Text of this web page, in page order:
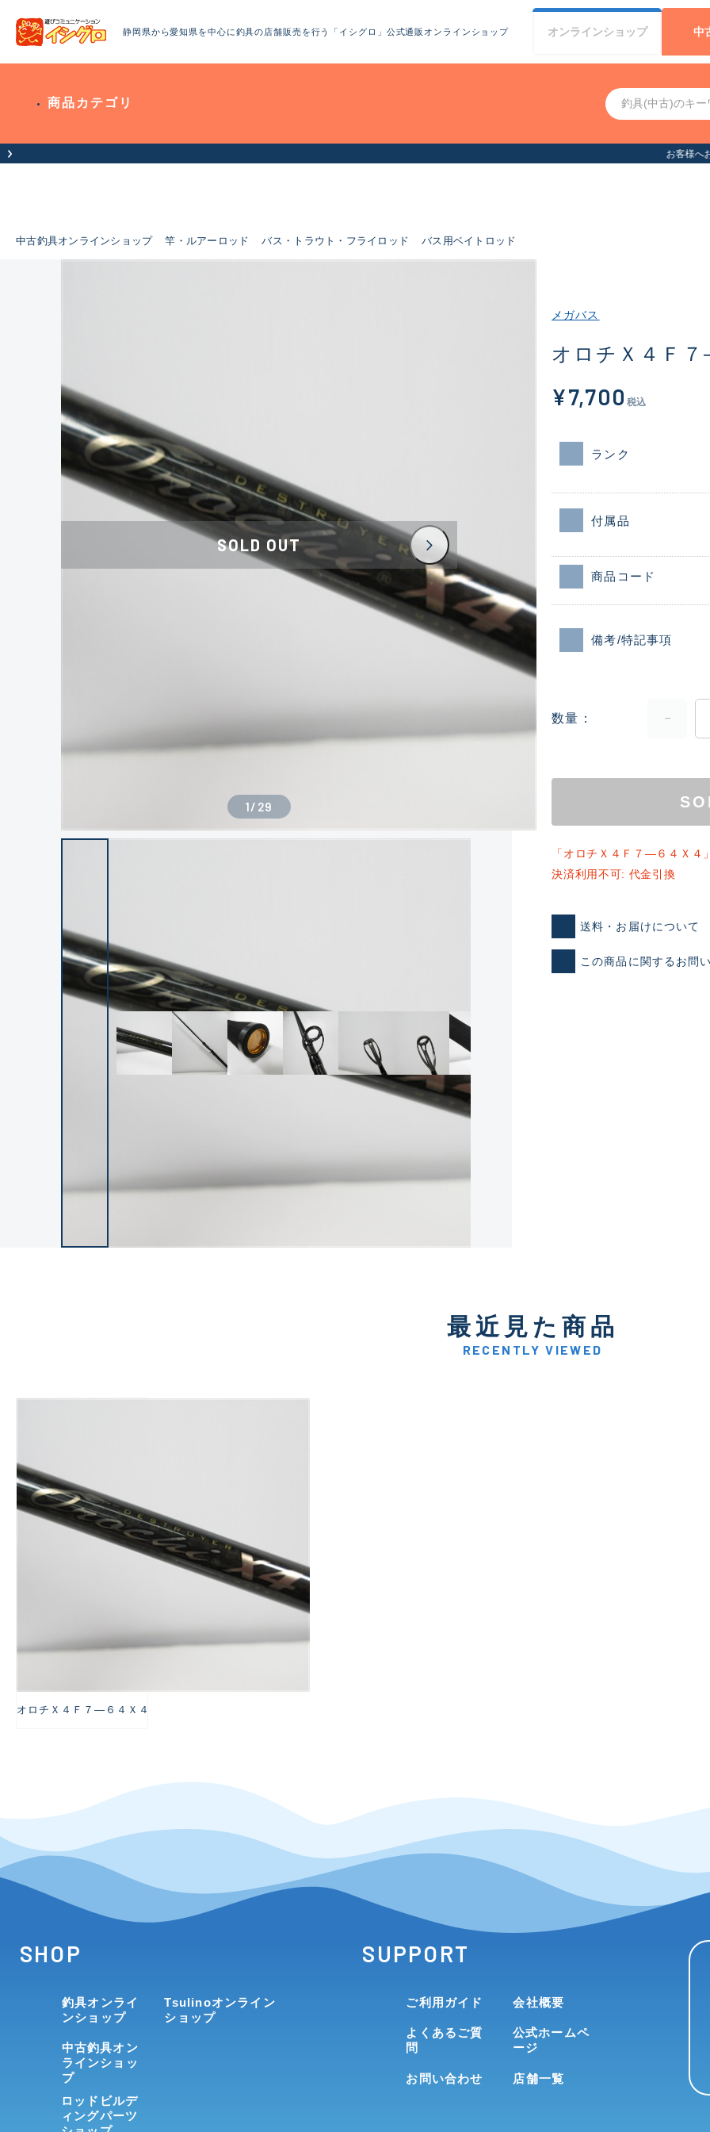
静岡県から愛知県を中心に釣具の店舗販売を行う「イシグロ」公式通販オンラインショップ オンラインショップ 中
商品カテゴリ
中古釣具オンラインショップ 竿・ルアーロッド バス・トラウト・フライロッド バス用ベイトロッド
ランクとは？
新古品（メーカー問屋から
品）
C-
い品
SOLD OUT
1/ 29
メガバス
オロチＸ４Ｆ
¥7,700 税込
ランク
付属品
商品コード
備考/特記事項
数量
「オロチＸ４Ｆ７―６４Ｘ４
決済利用不可: 代金引換
送料・お届けについて
この商品に関するお問
最近見た商品
RECENTLY VIEWED
オロチＸ４Ｆ７―６４Ｘ４
SHOP
釣具オンライ
ンショップ
中古釣具オン
ラインショッ
プ
ロッドビルデ
ィングパーツ
Tsulinoオンライン
ショップ
SUPPORT
ご利用ガイド
よくあるご質
問
お問い合わせ
会社概要
公式ホームペ
ージ
店舗一覧